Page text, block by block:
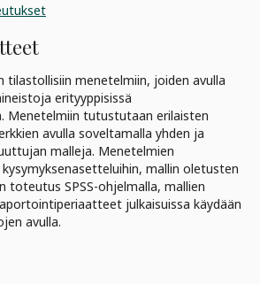
tilastollisiin menetelmiin, joiden avulla
erityyppisissä
Menetelmiin tutustutaan erilaisten
avulla soveltamalla yhden ja
malleja. Menetelmien
mallin oletusten
toteutus SPSS-ohjelmalla, mallien
julkaisuissa käydään
avulla.